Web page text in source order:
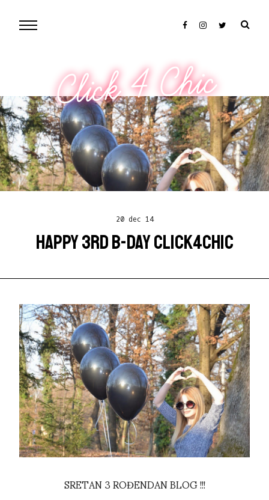
Click 4 Chic
20 dec 14
HAPPY 3RD B-DAY CLICK4CHIC
SRETAN 3 ROĐENDAN BLOG !!!